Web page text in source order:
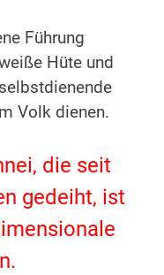
Führung
Hüte und
Volk dienen.
die seit
gedeiht, ist